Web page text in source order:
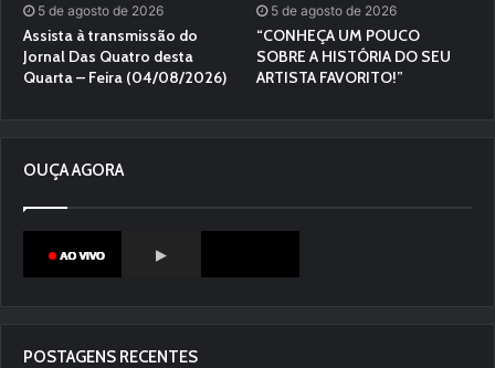
5 de agosto de 2026
Assista à transmissão do
Jornal Das Quatro desta
Quarta – Feira (04/08/2026)
5 de agosto de 2026
“CONHEÇA UM POUCO
SOBRE A HISTÓRIA DO SEU
ARTISTA FAVORITO!”
OUÇA AGORA
POSTAGENS RECENTES